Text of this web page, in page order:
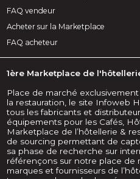
FAQ vendeur
Acheter sur la Marketplace
FAQ acheteur
1ère Marketplace de
Place de marché
la restauration, le site Infoweb
tous les fabricants et
équipements pour les Cafés,
Marketplace de l’hôtellerie &
de sourcing permettant de
sa phase de recherche sur
référençons sur notre place de
marques et fournisseurs de